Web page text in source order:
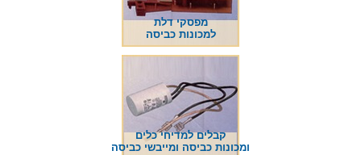
מפסקי דלת
למכונות כביסה
קבלים למדיחי כלים
ומכונות כביסה ומייבשי כביסה